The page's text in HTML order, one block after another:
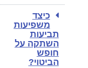
כיצד
משפיעות
תביעות
השתקה על
חופש
הביטוי?